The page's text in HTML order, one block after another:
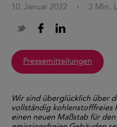
10. Januar 2022 · 3 Min.
Pressemitteilungen
Wir sind überglücklich über
vollständig kohlenstofffreies
einen neuen Maßstab für